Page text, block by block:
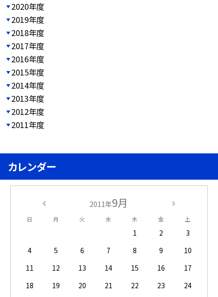
2020年度
2019年度
2018年度
2017年度
2016年度
2015年度
2014年度
2013年度
2012年度
2011年度
カレンダー
2011年9月
日 月 火 水 木 金 土
1 2
3
4
5 6 7 8 9
10
11
12 13 14 15 16
17
18
19 20 21 22 23
24